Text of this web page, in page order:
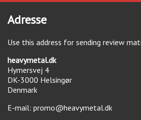
Adresse
Use this address for sending review
heavymetal.dk
Hymersvej 4
DK-3000 Helsingør
Denmark
E-mail: promo@heavymetal.dk